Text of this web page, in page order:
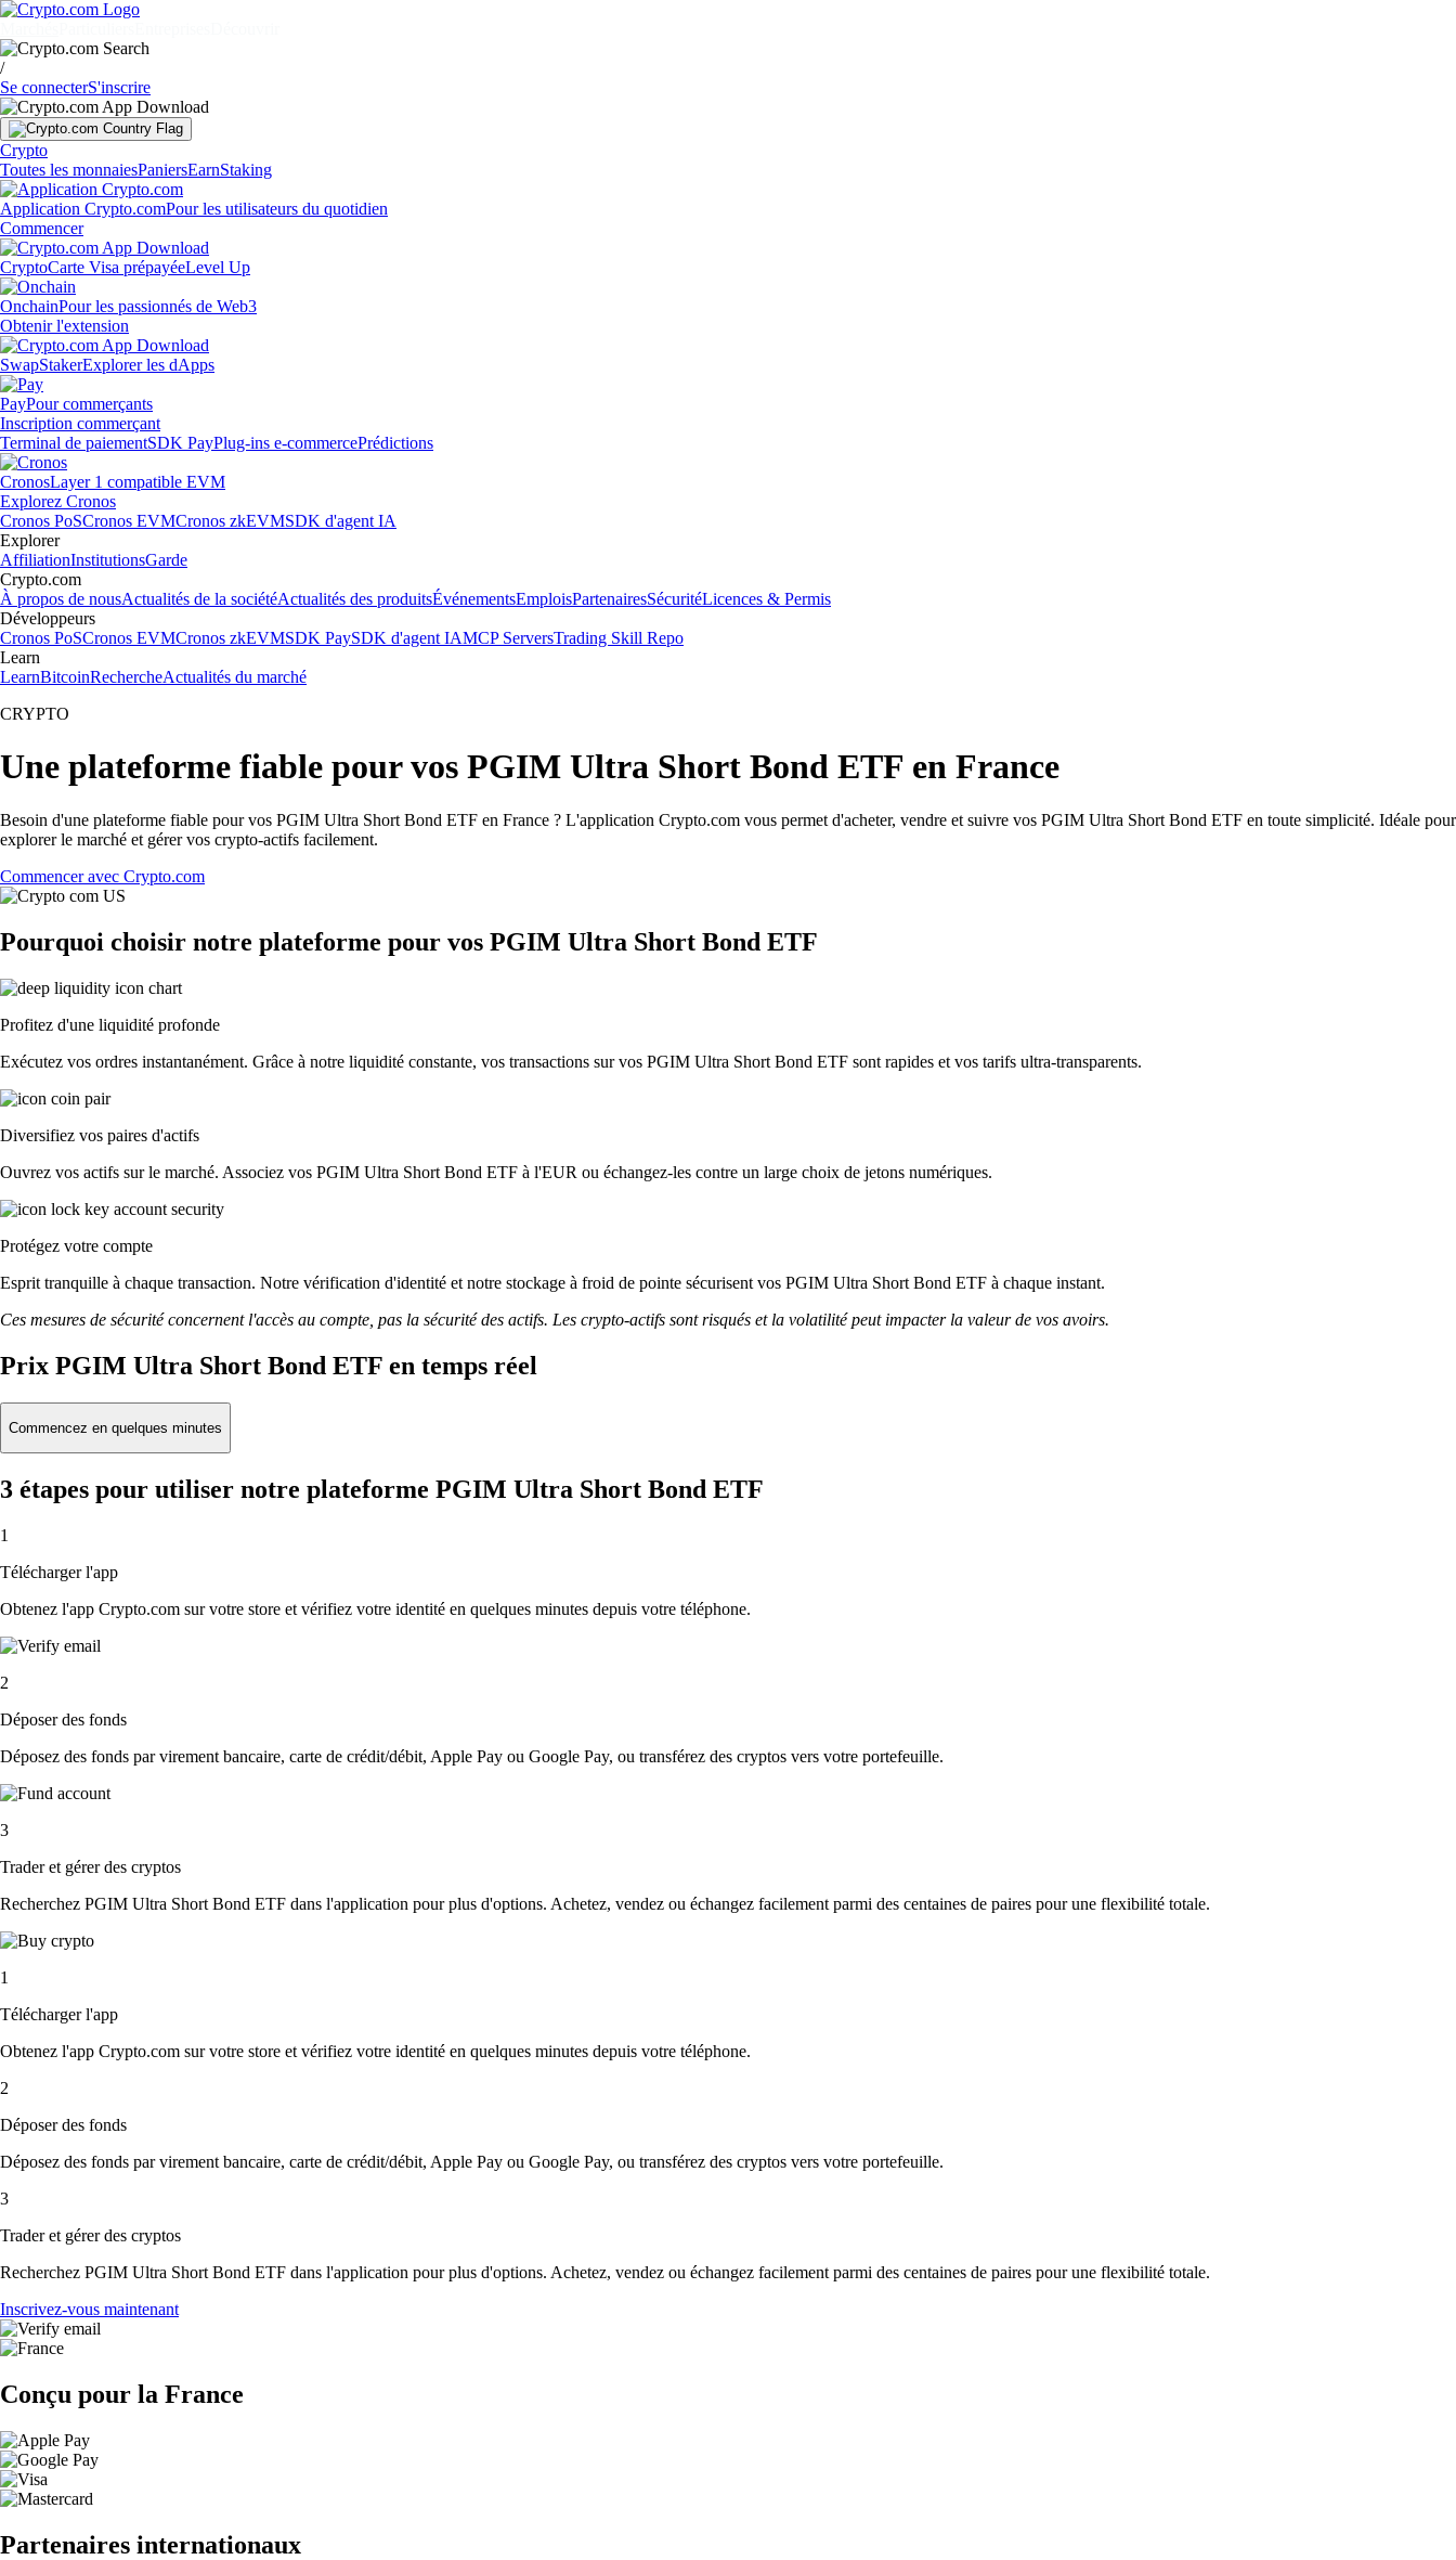
/
Se connecterS'inscrire
Crypto
Toutes les monnaiesPaniersEarnStaking
Application Crypto.comPour les utilisateurs du quotidien
Commencer
CryptoCarte Visa prépayéeLevel Up
OnchainPour les passionnés de Web3
Obtenir l'extension
SwapStakerExplorer les dApps
PayPour commerçants
Inscription commerçant
Terminal de paiementSDK PayPlug-ins e-commercePrédictions
CronosLayer 1 compatible EVM
Explorez Cronos
Cronos PoSCronos EVMCronos zkEVMSDK d'agent IA
Explorer
AffiliationInstitutionsGarde
Crypto.com
À propos de nousActualités de la sociétéActualités des produitsÉvénementsEmploisPartenairesSécuritéLicences & Permis
Développeurs
Cronos PoSCronos EVMCronos zkEVMSDK PaySDK d'agent IAMCP ServersTrading Skill Repo
Learn
LearnBitcoinRechercheActualités du marché
CRYPTO
Une plateforme fiable pour vos PGIM Ultra Short Bond ETF en France
Besoin d'une plateforme fiable pour vos PGIM Ultra Short Bond ETF en France ? L'application Crypto.com vous permet d'acheter, vendre et suivre vos PGIM Ultra Short Bond ETF en toute simplicité. Idéale pour
explorer le marché et gérer vos crypto-actifs facilement.
Commencer avec Crypto.com
Pourquoi choisir notre plateforme pour vos PGIM Ultra Short Bond ETF
Profitez d'une liquidité profonde
Exécutez vos ordres instantanément. Grâce à notre liquidité constante, vos transactions sur vos PGIM Ultra Short Bond ETF sont rapides et vos tarifs ultra-transparents.
Diversifiez vos paires d'actifs
Ouvrez vos actifs sur le marché. Associez vos PGIM Ultra Short Bond ETF à l'EUR ou échangez-les contre un large choix de jetons numériques.
Protégez votre compte
Esprit tranquille à chaque transaction. Notre vérification d'identité et notre stockage à froid de pointe sécurisent vos PGIM Ultra Short Bond ETF à chaque instant.
Ces mesures de sécurité concernent l'accès au compte, pas la sécurité des actifs. Les crypto-actifs sont risqués et la volatilité peut impacter la valeur de vos avoirs.
Prix PGIM Ultra Short Bond ETF en temps réel
Commencez en quelques minutes
3 étapes pour utiliser notre plateforme PGIM Ultra Short Bond ETF
1
Télécharger l'app
Obtenez l'app Crypto.com sur votre store et vérifiez votre identité en quelques minutes depuis votre téléphone.
2
Déposer des fonds
Déposez des fonds par virement bancaire, carte de crédit/débit, Apple Pay ou Google Pay, ou transférez des cryptos vers votre portefeuille.
3
Trader et gérer des cryptos
Recherchez PGIM Ultra Short Bond ETF dans l'application pour plus d'options. Achetez, vendez ou échangez facilement parmi des centaines de paires pour une flexibilité totale.
1
Télécharger l'app
Obtenez l'app Crypto.com sur votre store et vérifiez votre identité en quelques minutes depuis votre téléphone.
2
Déposer des fonds
Déposez des fonds par virement bancaire, carte de crédit/débit, Apple Pay ou Google Pay, ou transférez des cryptos vers votre portefeuille.
3
Trader et gérer des cryptos
Recherchez PGIM Ultra Short Bond ETF dans l'application pour plus d'options. Achetez, vendez ou échangez facilement parmi des centaines de paires pour une flexibilité totale.
Inscrivez-vous maintenant
Conçu pour la France
Partenaires internationaux